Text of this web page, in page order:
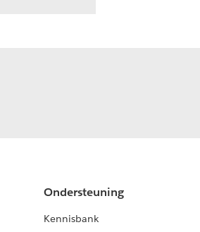
Ondersteuning
Kennisbank